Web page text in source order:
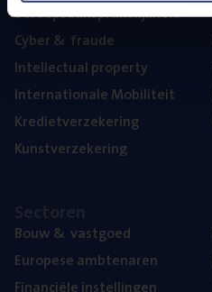
Beroeps­aan­spra­ke­lijk­heid
Cyber& fraude
Intel­lec­tu­al property
Inter­na­ti­o­na­le Mobiliteit
Kre­diet­ver­ze­ke­ring
Kunst­ver­ze­ke­ring
Bouw& vastgoed
Euro­pe­se ambtenaren
Finan­ci­ë­le instellingen